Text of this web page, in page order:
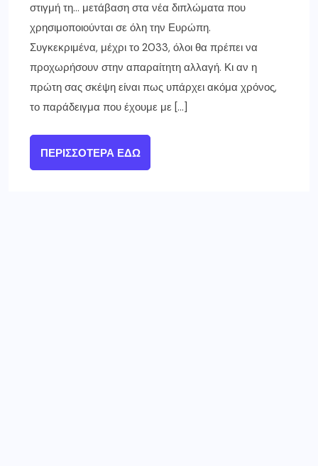
στιγμή τη… μετάβαση στα νέα διπλώματα που
χρησιμοποιούνται σε όλη την Ευρώπη.
Συγκεκριμένα, μέχρι το 2033, όλοι θα πρέπει να
προχωρήσουν στην απαραίτητη αλλαγή. Κι αν η
πρώτη σας σκέψη είναι πως υπάρχει ακόμα χρόνος,
το παράδειγμα που έχουμε με […]
ΠΕΡΙΣΣΌΤΕΡΑ ΕΔΏ